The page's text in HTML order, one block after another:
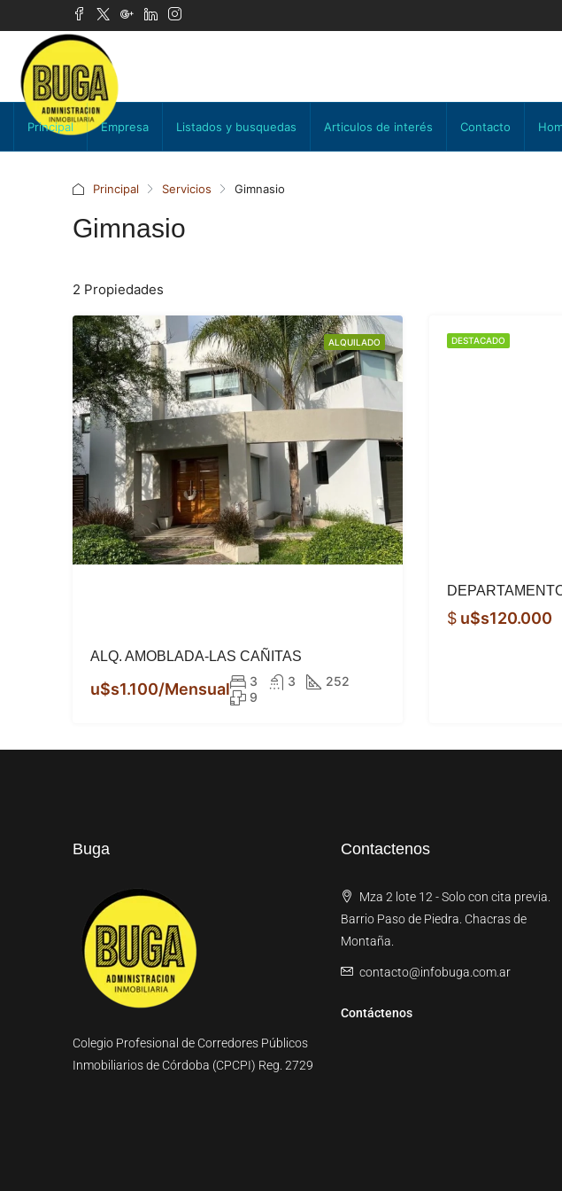
Principal Empresa Listados y busquedas Articulos de interés Contacto
Principal Servicios Gimnasio
Gimnasio
2 Propiedades
ALQUILADO
ALQ. AMOBLADA-LAS CAÑITAS
u$s1.100/Mensual 3 3
252
9
DESTACADO
$ u$s120.000
Buga
Colegio Profesional de Corredores Públicos
Inmobiliarios de Córdoba (CPCPI) Reg. 2729
Contactenos
Mza 2 lote 12 - Solo con cita previa.
Barrio Paso de Piedra. Chacras de
Montaña.
contacto@infobuga.com.ar
Contáctenos